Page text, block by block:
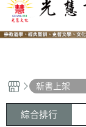
NEW
新書上架
綜合排行